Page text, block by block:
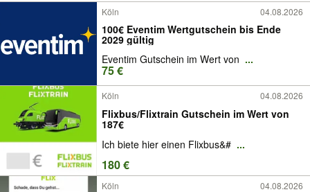
Köln 04.08.2026
100€ Eventim Wertgutschein bis Ende
2029 gültig
Eventim Gutschein im Wert von ...
75 €
Köln 04.08.2026
Flixbus/Flixtrain Gutschein im Wert von
187€
Ich biete hier einen Flixbus&# ...
180 €
Köln 04.08.2026